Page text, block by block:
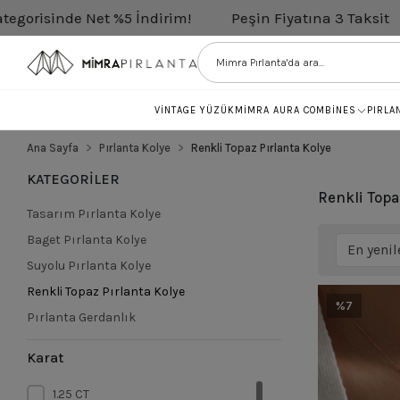
Peşin Fiyatına 3 Taksit Tüm Pırlantalarda
VİNTAGE YÜZÜK MİMRA AURA COMBİNES
Ana Sayfa Pırlanta Kolye Renkli Topaz Pırlanta Kolye
KATEGORİLER
Tasarım Pırlanta Kolye
Baget Pırlanta Kolye
Suyolu Pırlanta Kolye
Renkli Topaz Pırlanta Kolye
Pırlanta Gerdanlık
Karat
1.25 CT
Renkli
%7